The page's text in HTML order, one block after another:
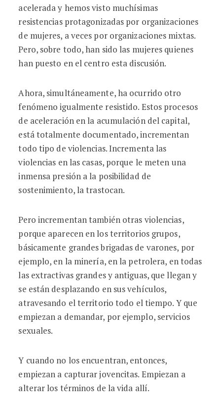
acelerada y hemos visto muchísimas
resistencias protagonizadas por organizaciones
de mujeres, a veces por organizaciones mixtas.
Pero, sobre todo, han sido las mujeres quienes
han puesto en el centro esta discusión.
Ahora, simultáneamente, ha ocurrido otro
fenómeno igualmente resistido. Estos procesos
de aceleración en la acumulación del capital,
está totalmente documentado, incrementan
todo tipo de violencias. Incrementa las
violencias en las casas, porque le meten una
inmensa presión a la posibilidad de
sostenimiento, la trastocan.
Pero incrementan también otras violencias,
porque aparecen en los territorios grupos,
básicamente grandes brigadas de varones, por
ejemplo, en la minería, en la petrolera, en todas
las extractivas grandes y antiguas, que llegan y
se están desplazando en sus vehículos,
atravesando el territorio todo el tiempo. Y que
empiezan a demandar, por ejemplo, servicios
sexuales.
Y cuando no los encuentran, entonces,
empiezan a capturar jovencitas. Empiezan a
alterar los términos de la vida allí.